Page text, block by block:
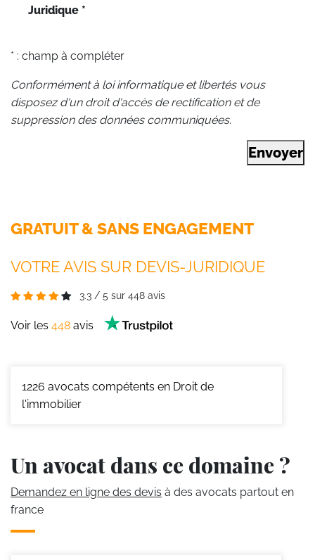
Juridique *
* : champ à compléter
Conformément à loi informatique et libertés vous
disposez d'un droit d'accès de rectification et de
suppression des données communiquées.
Envoyer
GRATUIT & SANS ENGAGEMENT
VOTRE AVIS SUR DEVIS-JURIDIQUE
3.3 / 5 sur 448 avis
Voir les 448 avis
1226 avocats compétents en Droit de
l'immobilier
Un avocat dans ce domaine ?
Demandez en ligne des devis à des avocats partout en
france